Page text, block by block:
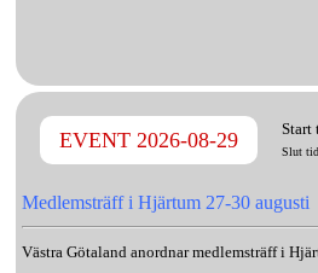
EVENT 2026-08-29 Start
Slut
Medlemsträff i Hjärtum 27-30 augusti
Västra Götaland anordnar medlemsträff i